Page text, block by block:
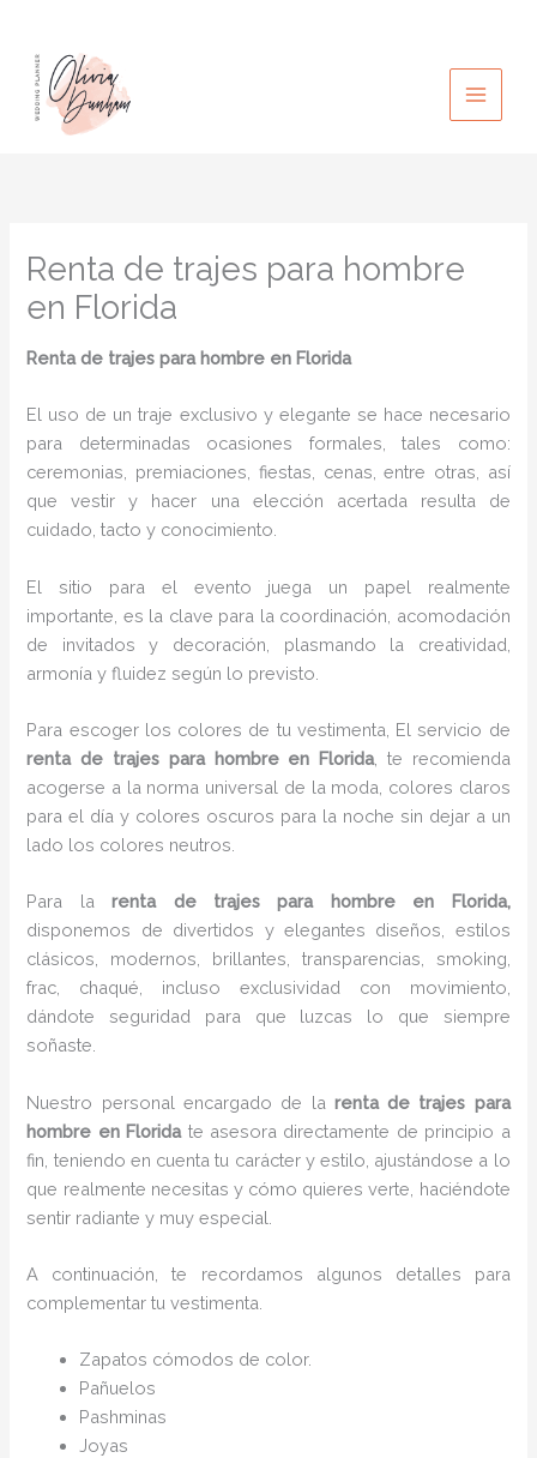
contenido
Renta de trajes para hombre
en Florida
Renta de trajes para hombre en Florida
El uso de un traje exclusivo y elegante se hace necesario
para determinadas ocasiones formales, tales como:
ceremonias, premiaciones, fiestas, cenas, entre otras, así
que vestir y hacer una elección acertada resulta de
cuidado, tacto y conocimiento.
El sitio para el evento juega un papel realmente
importante, es la clave para la coordinación, acomodación
de invitados y decoración, plasmando la creatividad,
armonía y fluidez según lo previsto.
Para escoger los colores de tu vestimenta, El servicio de
renta de trajes para hombre en Florida, te recomienda
acogerse a la norma universal de la moda, colores claros
para el día y colores oscuros para la noche sin dejar a un
lado los colores neutros.
Para larenta de trajes para hombre
en Florida,
disponemos de divertidos y elegantes diseños, estilos
clásicos, modernos, brillantes, transparencias, smoking,
frac, chaqué, incluso exclusividad con movimiento,
dándote seguridad para que luzcas lo que siempre
soñaste.
Nuestro personal encargado de la renta de trajes para
hombre en Floridate asesora directamente de principio a
fin, teniendo en cuenta tu carácter y estilo, ajustándose a lo
que realmente necesitas y cómo quieres verte, haciéndote
sentir radiante y muy especial.
A continuación, te recordamos algunos detalles para
complementar tu vestimenta.
Zapatos cómodos de color.
Pañuelos
Pashminas
Joyas